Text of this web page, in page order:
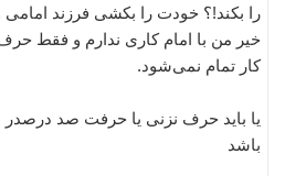
را بكند!؟ خودت را بكشی فرزند
خیر من با امام كاری ندارم و فقط
كار تمام نمی‌شود.
یا باید حرف نزنی یا حرفت صد درصدر
باشد